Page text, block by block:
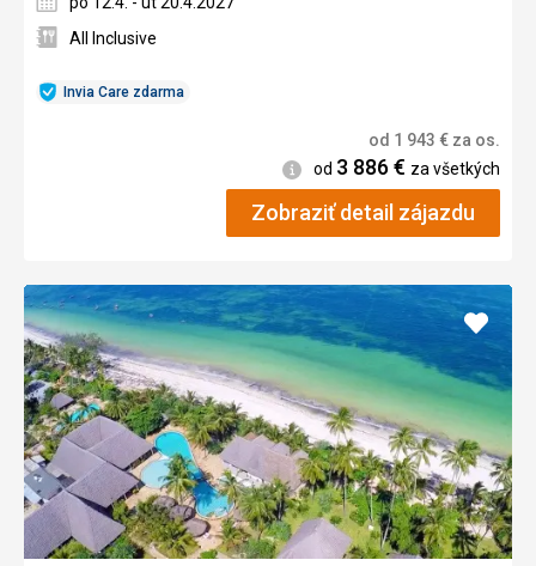
Invia Care zdarma
All Inclusive
od 1 943 € za os.
Informácie
od 3 886€ za všetkých
Zobraziť detail zájazdu
Pridať